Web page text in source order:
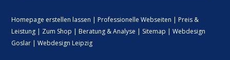
Homepage erstellen lassen | Professionelle Webseiten | Preis &
Leistung | Zum Shop | Beratung & Analyse | Sitemap | Webdesign
Goslar| Webdesign Leipzig